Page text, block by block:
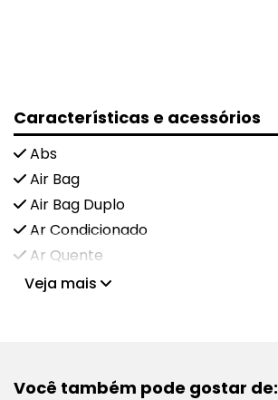
Características e acessórios
Abs
Air Bag
Air Bag Duplo
Ar Condicionado
Ar Quente
Veja mais
Você também pode gostar de: